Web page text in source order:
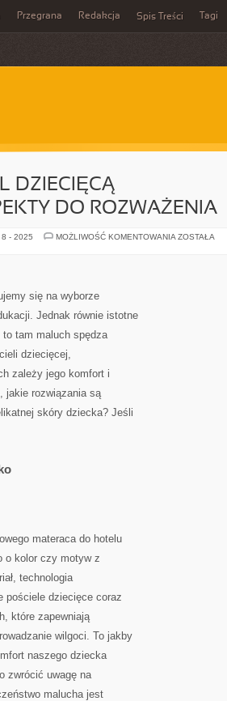
Przegrana Redakcja Spis Treści Tagi
DZIECIĘCĄ –
DO ROZWAŻENIA
8 - 2025 MOŻLIWOŚĆ KOMENTOWANIA WYBIERAJĄC
ZOSTAŁA
się na wyborze
Jednak równie istotne
tam maluch spędza
dziecięcej,
zależy jego komfort i
jakie rozwiązania są
skóry dziecka? Jeśli
materaca do hotelu
o kolor czy motyw z
technologia
pościele dziecięce coraz
które zapewniają
wilgoci. To jakby
naszego dziecka
zwrócić uwagę na
malucha jest